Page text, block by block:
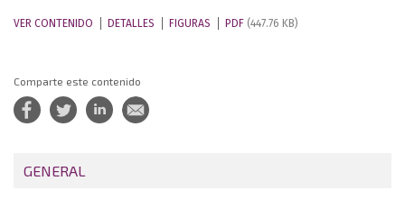
VER CONTENIDO DETALLES FIGURAS PDF (447.76 KB)
Comparte este contenido
GENERAL